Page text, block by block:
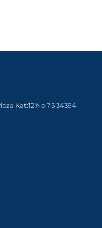
Kat:12 No:75 34394